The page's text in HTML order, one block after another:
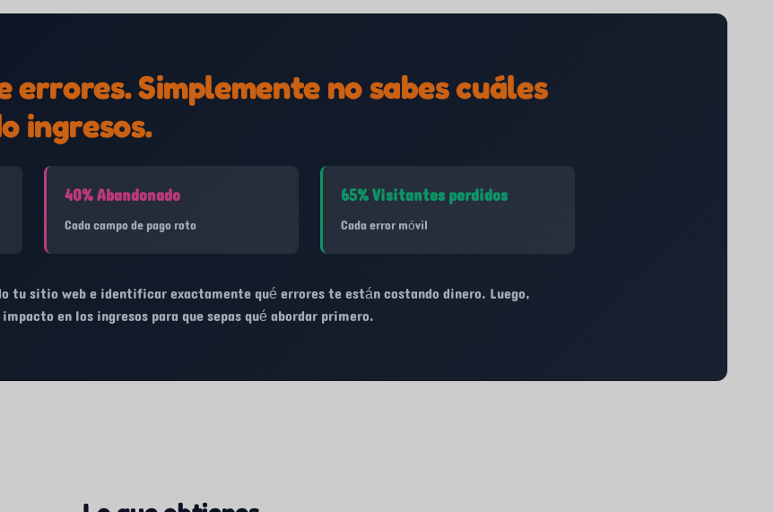
errores. Simplemente no sabes cuáles
ingresos.
40% Abandonado
Cada campo de pago roto
65% Visitantes perdidos
Cada error móvil
tu sitio web e identificar exactamente qué errores te están costando dinero. Luego,
en los ingresos para que sepas qué abordar primero.